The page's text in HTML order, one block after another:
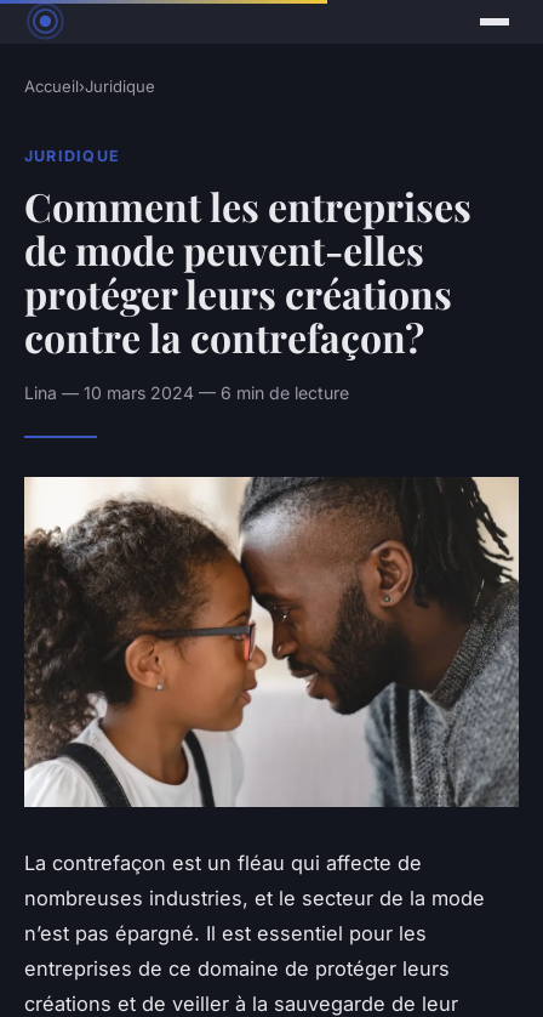
Accueil›Juridique
JURIDIQUE
Comment les entreprises
de mode peuvent-elles
protéger leurs créations
contre la contrefaçon?
Lina — 10 mars 2024 — 6 min de lecture
La contrefaçon est un fléau qui affecte de
nombreuses industries, et le secteur de la mode
n’est pas épargné. Il est essentiel pour les
entreprises de ce domaine de protéger leurs
créations et de veiller à la sauvegarde de leur